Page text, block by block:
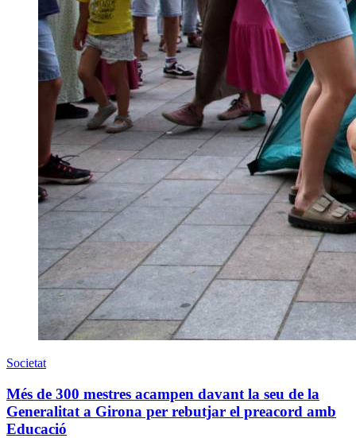
Societat
Més de 300 mestres acampen davant la seu de la
Generalitat a Girona per rebutjar el preacord amb
Educació